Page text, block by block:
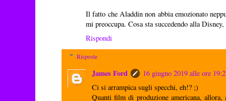
Il fatto che Aladdin non abbia emozionato
mi preoccupa. Cosa sta succedendo alla
Rispondi
Risposte
James Ford
16 giugno 2019 alle ore
Ci si arrampica sugli specchi, eh!? ;)
Quanti film di produzione americana, allora,